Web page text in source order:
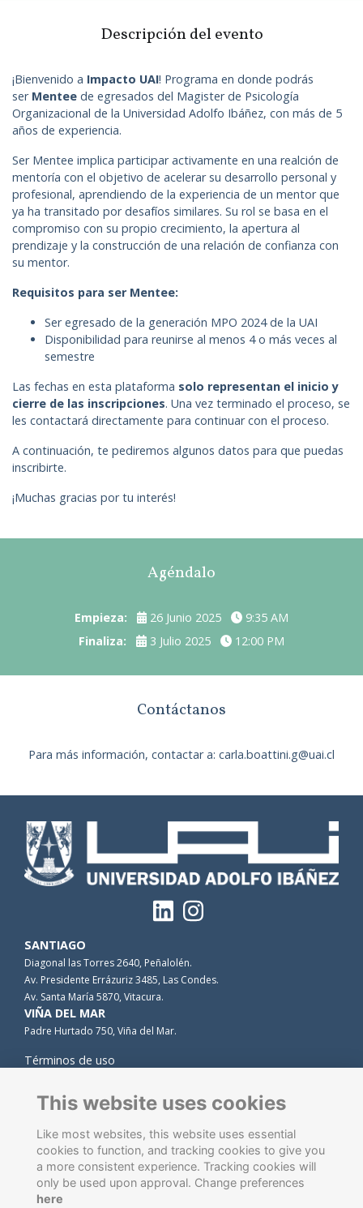
Descripción del evento
¡Bienvenido a Impacto UAI! Programa en donde podrás
ser Mentee de egresados del Magister de Psicología
Organizacional de la Universidad Adolfo Ibáñez, con más de 5
años de experiencia.
Ser Mentee implica participar activamente en una realción de
mentoría con el objetivo de acelerar su desarrollo personal y
profesional, aprendiendo de la experiencia de un mentor que
ya ha transitado por desafíos similares. Su rol se basa en el
compromiso con su propio crecimiento, la apertura al
prendizaje y la construcción de una relación de confianza con
su mentor.
Requisitos para ser Mentee:
Ser egresado de la generación MPO 2024 de la UAI
Disponibilidad para reunirse al menos 4 o más veces al
semestre
Las fechas en esta plataforma solo representan el inicio y
cierre de las inscripciones. Una vez terminado el proceso, se
les contactará directamente para continuar con el proceso.
A continuación, te pediremos algunos datos para que puedas
inscribirte.
¡Muchas gracias por tu interés!
Agéndalo
Empieza: 26 Junio 2025
9:35 AM
Finaliza:
3 Julio 2025 12:00 PM
Contáctanos
Para más información, contactar a: carla.boattini.g@uai.cl
SANTIAGO
Diagonal las Torres 2640, Peñalolén.
Av. Presidente Errázuriz 3485, Las Condes.
Av. Santa María 5870, Vitacura.
VIÑA DEL MAR
Padre Hurtado 750, Viña del Mar.
Términos de uso
Cookies
Contacto
This website uses cookies
Like most websites, this website uses essential
cookies to function, and tracking cookies to give you
a more consistent experience. Tracking cookies will
only be used upon approval. Change preferences
here